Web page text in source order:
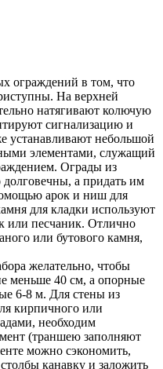
ограждений в том, что
На верхней
натягивают колючую
сигнализацию и
устанавливают небольшой
элементами, служащий
Ограды из
а придать им
арок и ниш для
для кладки используют
или песчаник. Отлично
или бутового камня,
желательно, чтобы
меньше 40 см, а опорные
6-8 м. Для стены из
кирпичного или
необходим
(траншею заполняют
можно сэкономить,
канавку и заложить